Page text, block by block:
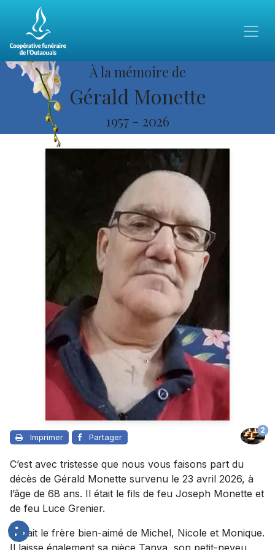
À la mémoire de
Gérald Monette
1957 - 2026
Imprimer Partager
2
C’est avec tristesse que nous vous faisons part du
décès de Gérald Monette survenu le 23 avril 2026, à
l’âge de 68 ans. Il était le fils de feu Joseph Monette et
de feu Luce Grenier.
Il était le frère bien-aimé de Michel, Nicole et Monique.
Il laisse également sa nièce Tanya, son petit-neveu